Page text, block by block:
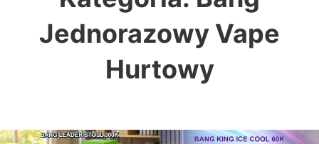
Jednorazowy Vape
Hurtowy